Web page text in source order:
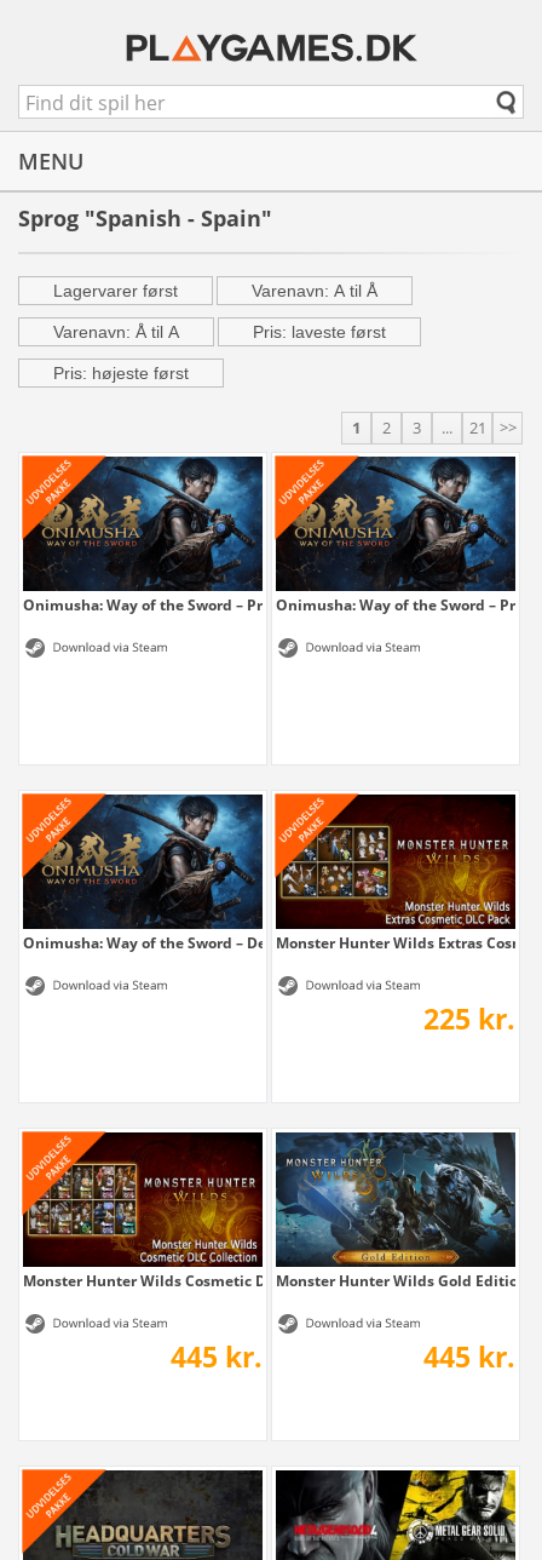
MENU
Sprog "Spanish - Spain"
Lagervarer først Varenavn: A til Å
Varenavn: Å til A Pris: laveste først
Pris: højeste først
1 2 3 ... 21 >>
Onimusha: Way of the Sword – Premium...Onimusha: Way of the Sword –
Onimusha: Way of the Sword – Deluxe KitMonster Hunter Wilds Extras
225 kr.
Monster Hunter Wilds Cosmetic DLC Collection
445 kr.
Monster Hunter Wilds Gold Edition
445 kr.